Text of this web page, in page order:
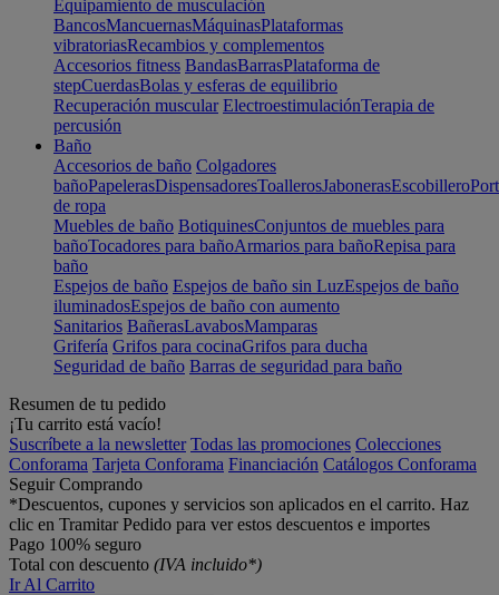
Equipamiento de musculación
BancosMancuernasMáquinasPlataformas
vibratoriasRecambios y complementos
Accesorios fitness BandasBarrasPlataforma de
stepCuerdasBolas y esferas de equilibrio
Recuperación muscular ElectroestimulaciónTerapia de
percusión
Baño
Accesorios de baño Colgadores
bañoPapelerasDispensadoresToallerosJabonerasEscobillero
de ropa
Muebles de baño BotiquinesConjuntos de muebles para
bañoTocadores para bañoArmarios para bañoRepisa para
baño
Espejos de baño Espejos de baño sin LuzEspejos de baño
iluminadosEspejos de baño con aumento
Sanitarios BañerasLavabosMamparas
Grifería Grifos para cocinaGrifos para ducha
Seguridad de baño Barras de seguridad para baño
Resumen de tu pedido
¡Tu carrito está vacío!
Suscríbete a la newsletter Todas las promociones Colecciones
Conforama Tarjeta Conforama Financiación Catálogos Conforama
Seguir Comprando
*Descuentos, cupones y servicios son aplicados en el carrito. Haz
clic en Tramitar Pedido para ver estos descuentos e importes
Pago 100% seguro
Total con descuento (IVA incluido*)
Ir Al Carrito